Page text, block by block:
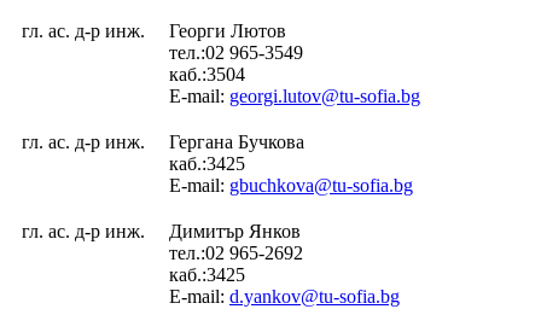
гл. ас. д-р инж.
Георги Лютов
тел.:02 965-3549
каб.:3504
E-mail: georgi.lutov@tu-sofia.bg
гл. ас. д-р инж.
Гергана Бучкова
каб.:3425
E-mail: gbuchkova@tu-sofia.bg
гл. ас. д-р инж.
Димитър Янков
тел.:02 965-2692
каб.:3425
E-mail: d.yankov@tu-sofia.bg